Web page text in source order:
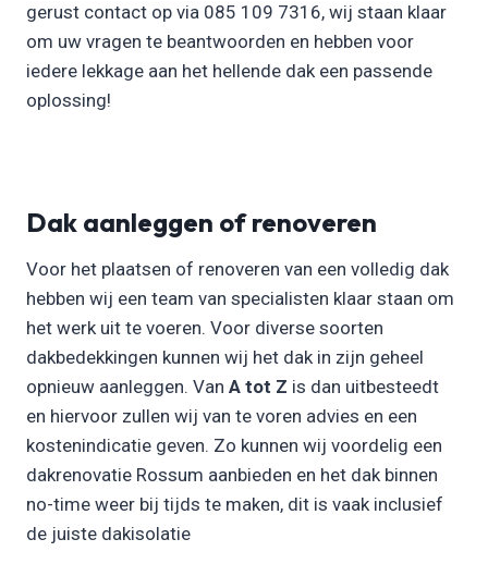
gerust contact op via 085 109 7316, wij staan klaar
om uw vragen te beantwoorden en hebben voor
iedere lekkage aan het hellende dak een passende
oplossing!
Dak aanleggen of renoveren
Voor het plaatsen of renoveren van een volledig dak
hebben wij een team van specialisten klaar staan om
het werk uit te voeren. Voor diverse soorten
dakbedekkingen kunnen wij het dak in zijn geheel
opnieuw aanleggen. Van A tot Z is dan uitbesteedt
en hiervoor zullen wij van te voren advies en een
kostenindicatie geven. Zo kunnen wij voordelig een
dakrenovatie Rossum aanbieden en het dak binnen
no-time weer bij tijds te maken, dit is vaak inclusief
de juiste dakisolatie